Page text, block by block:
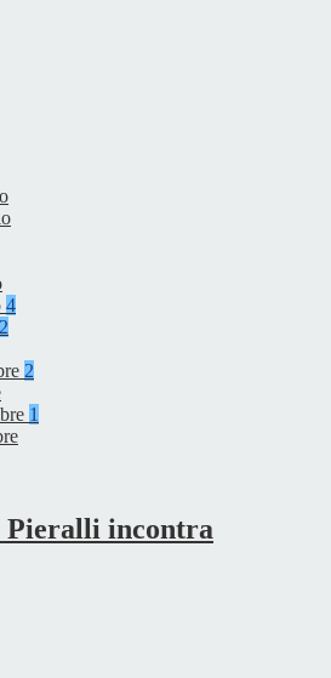
4
2
2
1
incontra